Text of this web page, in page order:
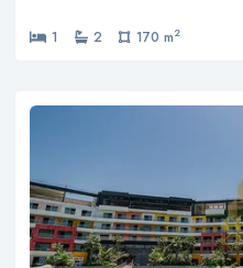
1 2 170 m2